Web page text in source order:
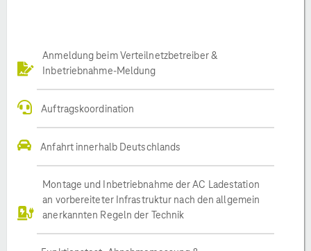
Anmeldung beim Verteilnetzbetreiber &
Inbetriebnahme-Meldung
Auftragskoordination
Anfahrt innerhalb Deutschlands
Montage und Inbetriebnahme der AC Ladestation
an vorbereiteter Infrastruktur nach den allgemein
anerkannten Regeln der Technik